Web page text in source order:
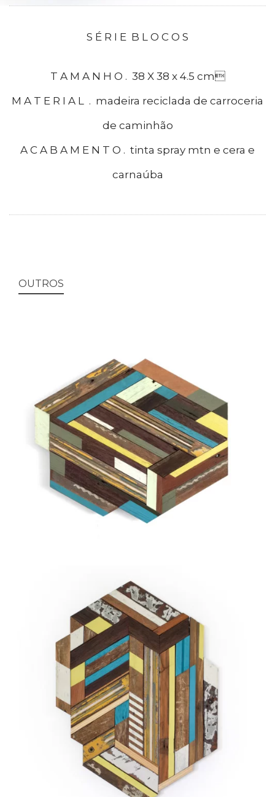
S É R I E B L O C O S
T A M A N H O . 38 X 38 x 4.5 cm
M A T E R I A L . madeira reciclada de carroceria
de caminhão
A C A B A M E N T O . tinta spray mtn e cera e
carnaúba
OUTROS